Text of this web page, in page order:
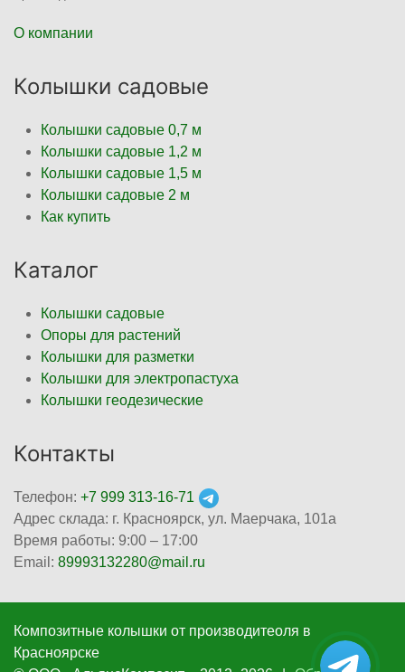
О компании
Колышки садовые
Колышки садовые 0,7 м
Колышки садовые 1,2 м
Колышки садовые 1,5 м
Колышки садовые 2 м
Как купить
Каталог
Колышки садовые
Опоры для растений
Колышки для разметки
Колышки для электропастуха
Колышки геодезические
Контакты
Телефон: +7 999 313-16-71
Адрес склада: г. Красноярск, ул. Маерчака, 101а
Время работы: 9:00 – 17:00
Email: 89993132280@mail.ru
Композитные колышки от производитеоля в
Красноярскe